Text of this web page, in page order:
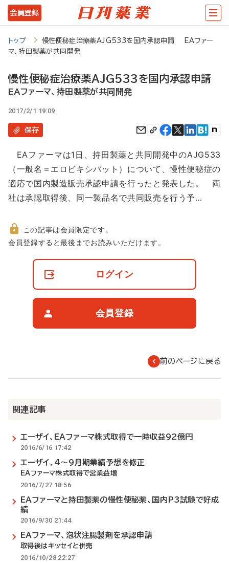
メ
イ
ン
テ
ツ
に
会員登録
トップ
慢性便秘症治療薬AJG533を国内承認申請 EAファー
マ、持田製薬が共同開発
慢性便秘症治療薬AJG533を国内承認申請
EAファーマ、持田製薬が共同開発
2017/2/1 19:09
保存
EAファーマは1日、持田製薬と共同開発中のAJG533
（一般名＝エロビキシバット）について、慢性便秘症の
適応で国内製造販売承認申請を行ったと発表した。 両
社は承認取得後、同一製品名で共同販売を行う予…
非
この記事は会員限定です。
会員登録すると最後までお読みいただけます。
ログイン
会員登録
前のページに戻る
関連記事
エーザイ、EAファーマ株式取得で一時収益92億円
2016/6/16 17:42
エーザイ、4～9月期業績予想を修正
EAファーマ株式取得で営業益増
2016/7/27 18:56
EAファーマと持田製薬の慢性便秘薬、国内P3試験で好成
績
2016/9/30 21:44
EAファーマ、泡状注腸製剤を承認申請
取得後はキッセイと併売
2016/10/28 22:27